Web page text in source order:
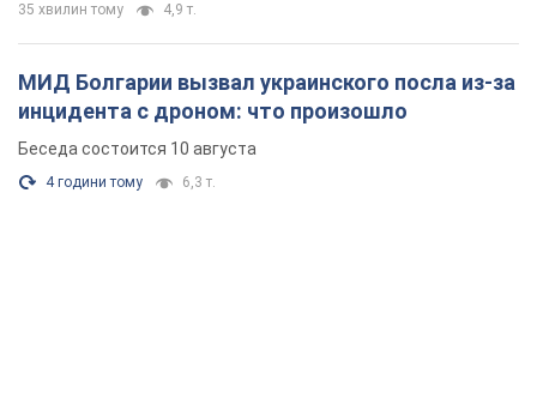
35 хвилин тому 4,9 т.
МИД Болгарии вызвал украинского посла из-за
инцидента с дроном: что произошло
Беседа состоится 10 августа
4 години тому 6,3 т.